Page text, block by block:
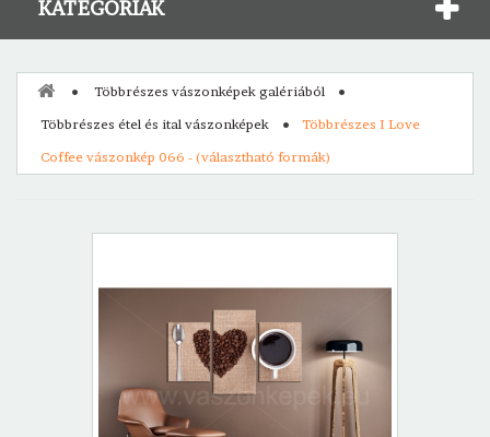
KATEGÓRIÁK
Többrészes vászonképek galériából
Többrészes étel és ital vászonképek
Többrészes I Love
Coffee vászonkép 066 - (választható formák)